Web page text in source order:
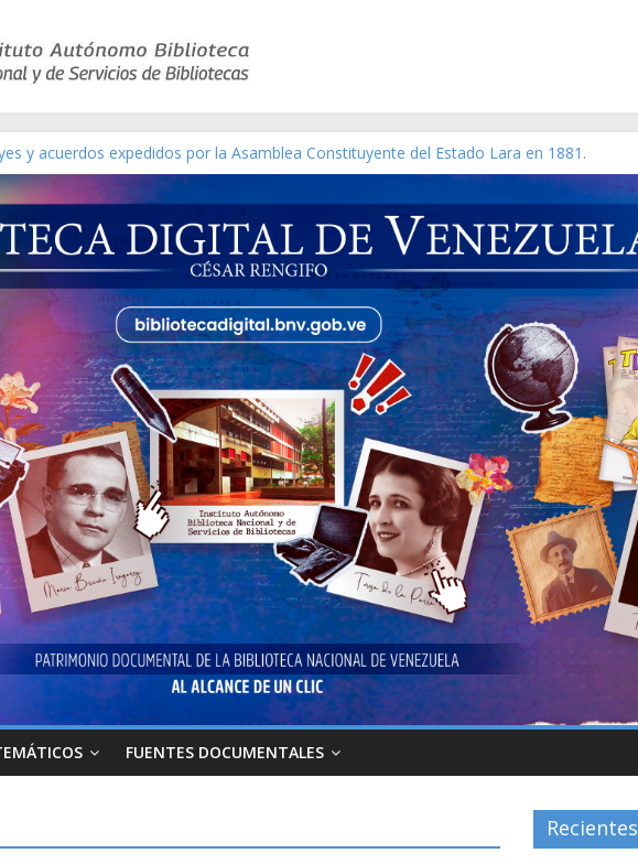
y acuerdos expedidos por la Asamblea Constituyente del Estado Lara en 1881.
gráfico]
[material gráfico]
la República de Venezuela año CXXXIII Mes V, Caracas 09 de marzo de 2006 N° 38.394
de obras de Modesta Bor
FUENTES DOCUMENTALES
Recientes